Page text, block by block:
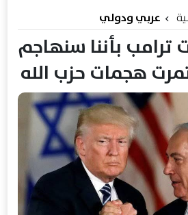
عربي ودولي
ترامب بأننا سنهاجم
هجمات حزب الله